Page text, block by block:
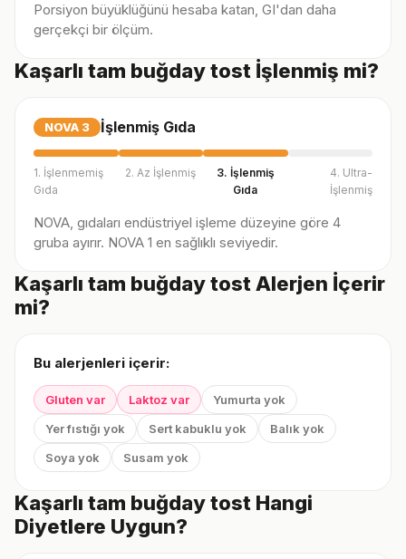
Porsiyon büyüklüğünü hesaba katan, GI'dan daha
gerçekçi bir ölçüm.
Kaşarlı tam buğday tost İşlenmiş mi?
NOVA 3 İşlenmiş Gıda
1. İşlenmemiş
Gıda
2. Az İşlenmiş
3. İşlenmiş
Gıda
4. Ultra-
İşlenmiş
NOVA, gıdaları endüstriyel işleme düzeyine göre 4
gruba ayırır. NOVA 1 en sağlıklı seviyedir.
Kaşarlı tam buğday tost Alerjen İçerir
mi?
Bu alerjenleri içerir:
Gluten var Laktoz var
Yumurta yok
Yer fıstığı yok
Sert kabuklu yok
Balık yok
Soya yok
Susam yok
Kaşarlı tam buğday tost Hangi
Diyetlere Uygun?